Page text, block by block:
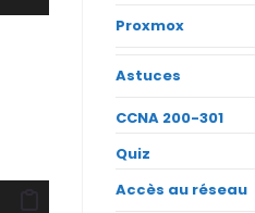
Proxmox
Astuces
CCNA 200-301
Quiz
Accès au réseau